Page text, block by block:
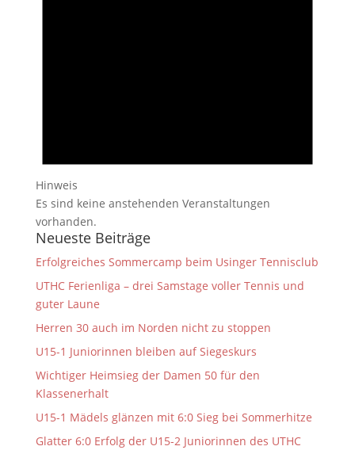
Hinweis
Es sind keine anstehenden Veranstaltungen
vorhanden.
Neueste Beiträge
Erfolgreiches Sommercamp beim Usinger Tennisclub
UTHC Ferienliga – drei Samstage voller Tennis und
guter Laune
Herren 30 auch im Norden nicht zu stoppen
U15-1 Juniorinnen bleiben auf Siegeskurs
Wichtiger Heimsieg der Damen 50 für den
Klassenerhalt
U15-1 Mädels glänzen mit 6:0 Sieg bei Sommerhitze
Glatter 6:0 Erfolg der U15-2 Juniorinnen des UTHC